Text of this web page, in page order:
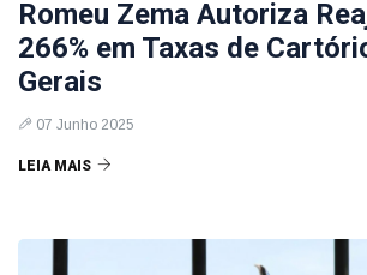
Romeu Zema Autoriza
266% em Taxas de
Gerais
07 Junho 2025
LEIA MAIS